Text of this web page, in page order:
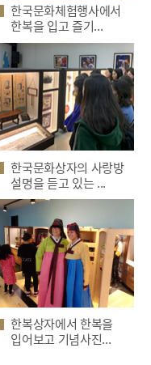
한국문화체험행사에서
한복을 입고 즐기...
한국문화상자의 사랑방
설명을 듣고 있는 ...
한복상자에서 한복을
입어보고 기념사진...